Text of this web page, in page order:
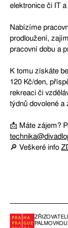
elektronice či IT
Nabízíme
prodloužení,
pracovní dobu a
K tomu získáte
120 Kč/den,
rekreaci či
týdnů dovolené
📩 Máte zájem?
🔎 Veškeré info